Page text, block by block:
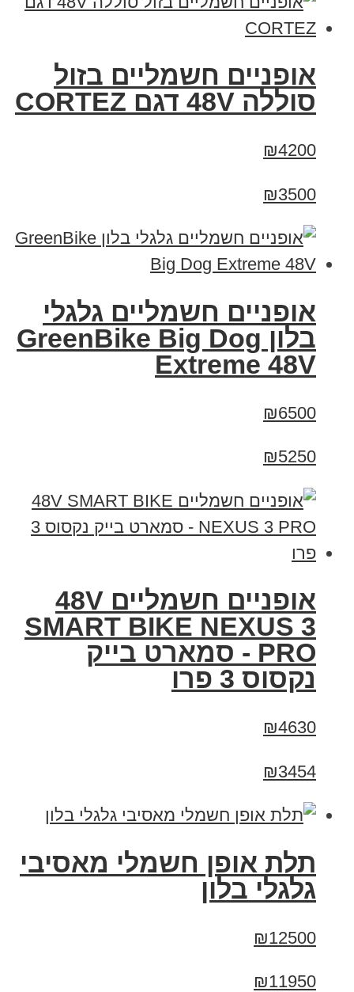
אופניים חשמליים בזול
סוללה 48V דגם CORTEZ
₪4200
₪3500
אופניים חשמליים גלגלי
בלון GreenBike Big Dog
Extreme 48V
₪6500
₪5250
אופניים חשמליים 48V
SMART BIKE NEXUS 3
PRO - סמארט בייק
נקסוס 3 פרו
₪4630
₪3454
תלת אופן חשמלי מאסיבי
גלגלי בלון
₪12500
₪11950